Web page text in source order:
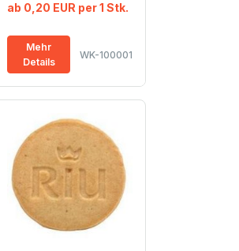
ab 0,20 EUR per 1 Stk.
Mehr
Details
WK-100001